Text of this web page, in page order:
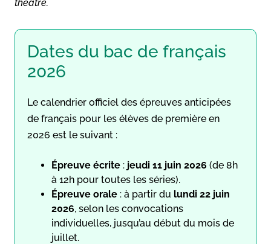
théâtre.
Dates du bac de français
2026
Le calendrier officiel des épreuves anticipées
de français pour les élèves de première en
2026 est le suivant :
Épreuve écrite : jeudi 11 juin 2026 (de 8h
à 12h pour toutes les séries).
Épreuve orale : à partir du lundi 22 juin
2026, selon les convocations
individuelles, jusqu’au début du mois de
juillet.